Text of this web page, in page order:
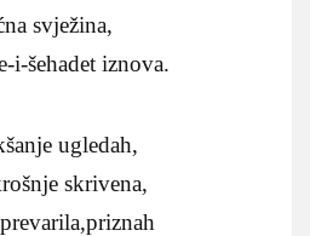
svježina,
i-šehadet iznova.
ugledah,
skrivena,